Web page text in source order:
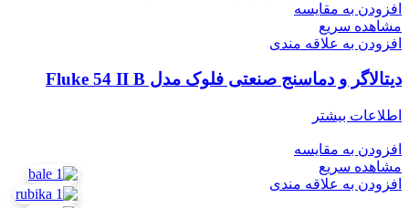
افزودن به مقایسه
مشاهده سریع
افزودن به علاقه مندی
دیتالاگر و دماسنج صنعتی فلوک مدل Fluke 54 II B
اطلاعات بیشتر
افزودن به مقایسه
مشاهده سریع
افزودن به علاقه مندی